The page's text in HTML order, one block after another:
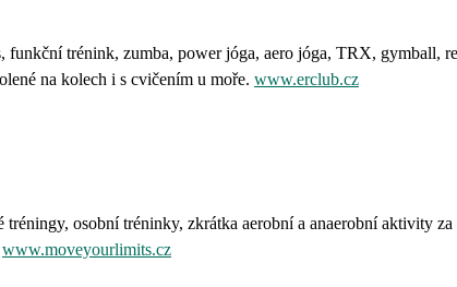
trénink, zumba, power jóga, aero jóga, TRX, gymball,
na kolech i s cvičením u moře. www.erclub.cz
osobní tréninky, zkrátka aerobní a anaerobní aktivity
www.moveyourlimits.cz